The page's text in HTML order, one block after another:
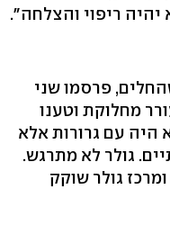
ריפוי והצלחה‭."‬
אחרי שהחלים, פרסמו שני
מחלוקת וטענו
עם גרורות אלא
גולר לא מתרגש.
גולר שוקק